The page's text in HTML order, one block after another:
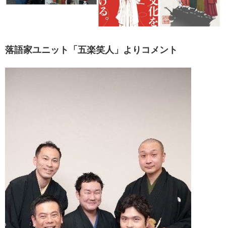
落語家ユニット「五楽笑人」よりコメント